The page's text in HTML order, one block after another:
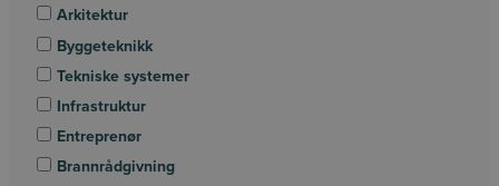
Arkitektur
Byggeteknikk
Tekniske systemer
Infrastruktur
Entreprenør
Brannrådgivning